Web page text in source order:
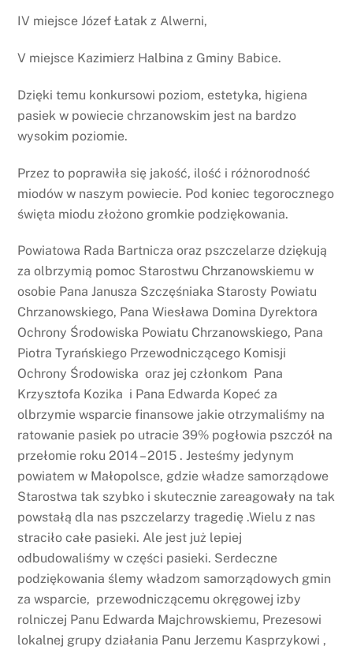
IV miejsce Józef Łatak z Alwerni,
V miejsce Kazimierz Halbina z Gminy Babice.
Dzięki temu konkursowi poziom, estetyka, higiena
pasiek w powiecie chrzanowskim jest na bardzo
wysokim poziomie.
Przez to poprawiła się jakość, ilość i różnorodność
miodów w naszym powiecie. Pod koniec tegorocznego
święta miodu złożono gromkie podziękowania.
Powiatowa Rada Bartnicza oraz pszczelarze dziękują
za olbrzymią pomoc Starostwu Chrzanowskiemu w
osobie Pana Janusza Szczęśniaka Starosty Powiatu
Chrzanowskiego, Pana Wiesława Domina Dyrektora
Ochrony Środowiska Powiatu Chrzanowskiego, Pana
Piotra Tyrańskiego Przewodniczącego Komisji
Ochrony Środowiska oraz jej członkom Pana
Krzysztofa Kozika i Pana Edwarda Kopeć za
olbrzymie wsparcie finansowe jakie otrzymaliśmy na
ratowanie pasiek po utracie 39% pogłowia pszczół na
przełomie roku 2014 – 2015 . Jesteśmy jedynym
powiatem w Małopolsce, gdzie władze samorządowe
Starostwa tak szybko i skutecznie zareagowały na tak
powstałą dla nas pszczelarzy tragedię .Wielu z nas
straciło całe pasieki. Ale jest już lepiej
odbudowaliśmy w części pasieki. Serdeczne
podziękowania ślemy władzom samorządowych gmin
za wsparcie, przewodniczącemu okręgowej izby
rolniczej Panu Edwarda Majchrowskiemu, Prezesowi
lokalnej grupy działania Panu Jerzemu Kasprzykowi ,